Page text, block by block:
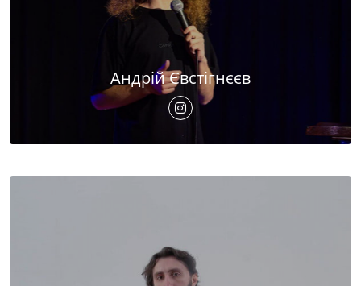
Андрій Євстігнєєв